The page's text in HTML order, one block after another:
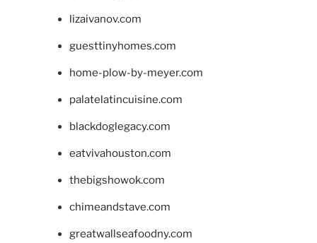
lizaivanov.com
guesttinyhomes.com
home-plow-by-meyer.com
palatelatincuisine.com
blackdoglegacy.com
eatvivahouston.com
thebigshowok.com
chimeandstave.com
greatwallseafoodny.com